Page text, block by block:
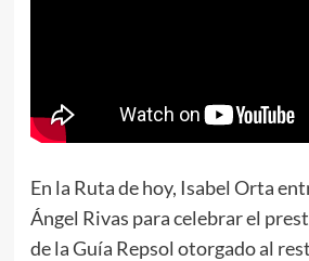
En la Ruta de hoy, Isabel Orta
Ángel Rivas para celebrar el
de la Guía Repsol otorgado al